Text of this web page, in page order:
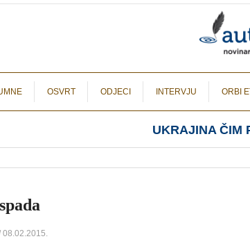
OSVRT ODJECI INTERVJU ORBI
UKRAJINA ČIM
08.02.2015.